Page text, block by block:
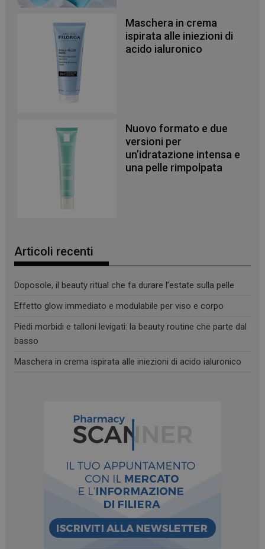
Maschera in crema
ispirata alle iniezioni di
acido ialuronico
Nuovo formato e due
versioni per
un’idratazione intensa e
una pelle rimpolpata
Articoli recenti
Doposole, il beauty ritual che fa durare l’estate sulla pelle
Effetto glow immediato e modulabile per viso e corpo
Piedi morbidi e talloni levigati: la beauty routine che parte dal
basso
Maschera in crema ispirata alle iniezioni di acido ialuronico
PHPSESSID
.www.panoramacosmetico.it
.panoramacosmetico.it
mese